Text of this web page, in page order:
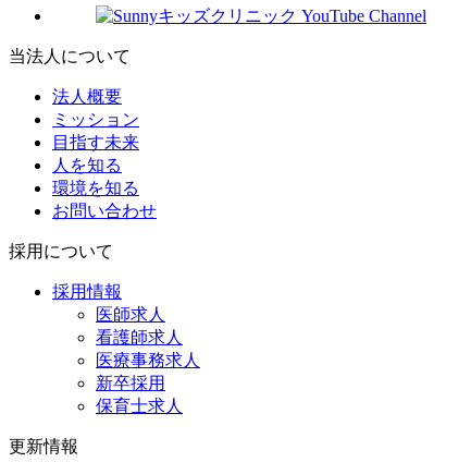
当法人について
法人概要
ミッション
目指す未来
人を知る
環境を知る
お問い合わせ
採用について
採用情報
医師求人
看護師求人
医療事務求人
新卒採用
保育士求人
更新情報